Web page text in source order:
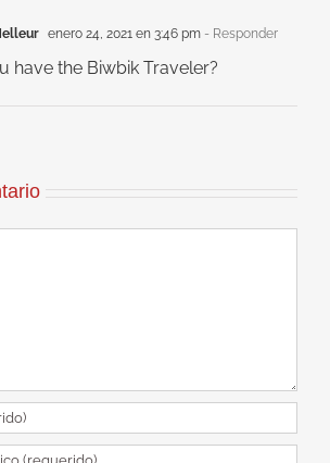
enero 24, 2021 en 3:46 pm - Responder
have the Biwbik Traveler?